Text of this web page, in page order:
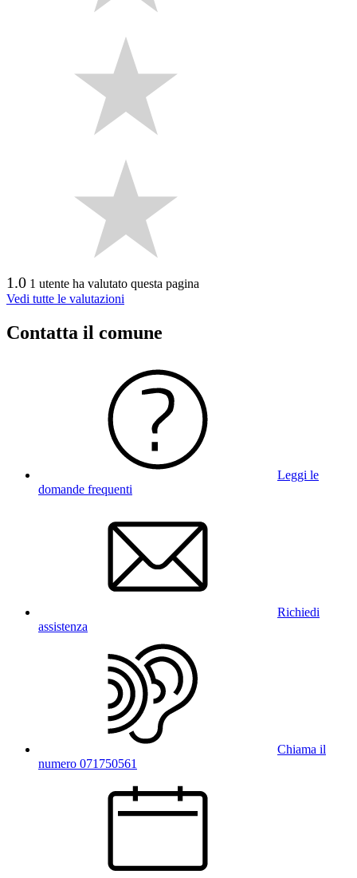
1.0 1 utente ha valutato questa pagina
Vedi tutte le valutazioni
Contatta il comune
Leggi le
domande frequenti
Richiedi
assistenza
Chiama il
numero 071750561